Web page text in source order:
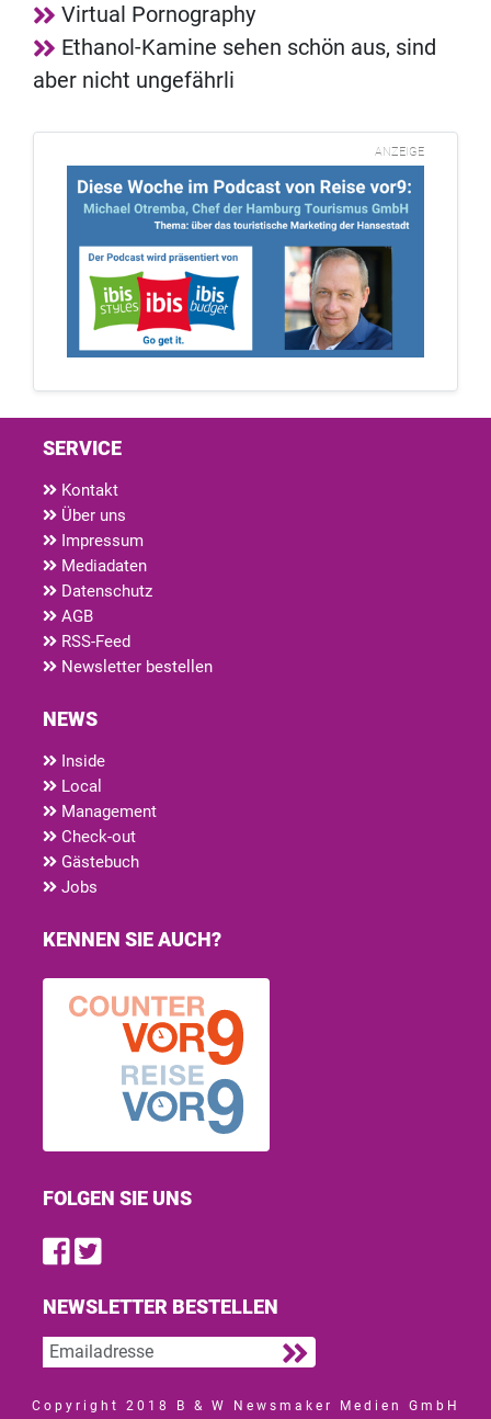
Virtual Pornography
Ethanol-Kamine sehen schön aus, sind
aber nicht ungefährli
ANZEIGE
SERVICE
Kontakt
Über uns
Impressum
Mediadaten
Datenschutz
AGB
RSS-Feed
Newsletter bestellen
NEWS
Inside
Local
Management
Check-out
Gästebuch
Jobs
KENNEN SIE AUCH?
FOLGEN SIE UNS
Find us on Facebook
Follow us on Twitter
NEWSLETTER BESTELLEN
Copyright 2018 B & W Newsmaker Medien GmbH